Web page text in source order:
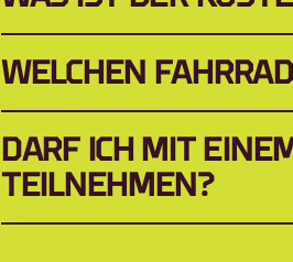
WELCHEN
DARF ICH MIT
TEILNEHMEN?